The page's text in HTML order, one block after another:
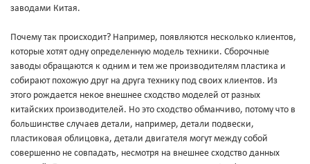
заводами Китая.
Почему так происходит? Например, появляются несколько клиентов,
которые хотят одну определенную модель техники. Сборочные
заводы обращаются к одним и тем же производителям пластика и
собирают похожую друг на друга технику под своих клиентов. Из
этого рождается некое внешнее сходство моделей от разных
китайских производителей. Но это сходство обманчиво, потому что в
большинстве случаев детали, например, детали подвески,
пластиковая облицовка, детали двигателя могут между собой
совершенно не совпадать, несмотря на внешнее сходство данных